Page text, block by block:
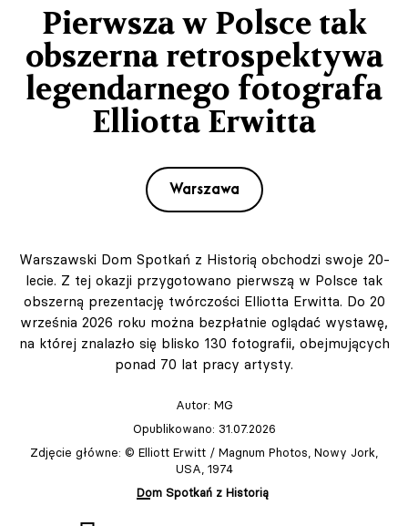
Pierwsza w Polsce tak
obszerna retrospektywa
legendarnego fotografa
Elliotta Erwitta
Warszawa
Warszawski Dom Spotkań z Historią obchodzi swoje 20-
lecie. Z tej okazji przygotowano pierwszą w Polsce tak
obszerną prezentację twórczości Elliotta Erwitta. Do 20
września 2026 roku można bezpłatnie oglądać wystawę,
na której znalazło się blisko 130 fotografii, obejmujących
ponad 70 lat pracy artysty.
Autor: MG
Opublikowano: 31.07.2026
Zdjęcie główne: © Elliott Erwitt / Magnum Photos, Nowy Jork,
USA, 1974
Dom Spotkań z Historią